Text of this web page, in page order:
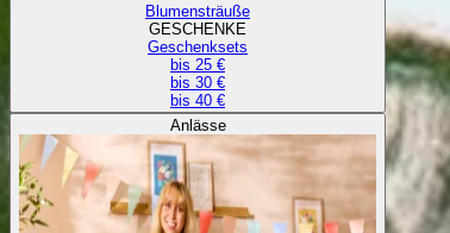
Blumensträuße
GESCHENKE
Geschenksets
bis 25 €
bis 30 €
bis 40 €
Anlässe